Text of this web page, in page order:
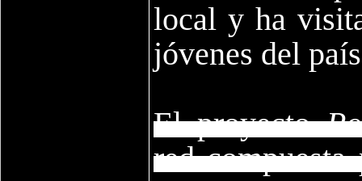
local y ha
jóvenes del
El proyecto
red